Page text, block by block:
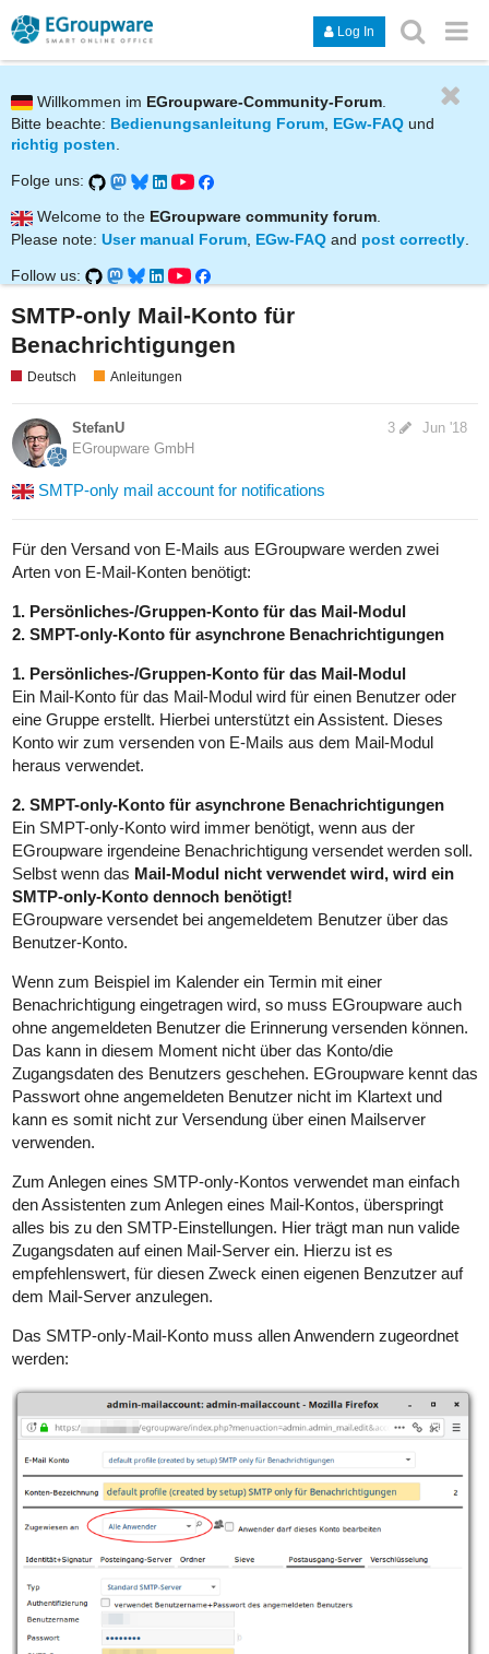
Log In
Willkommen im EGroupware-Community-Forum
Bitte beachte: Bedienungsanleitung Forum, EGw-FAQ und
richtig posten.
Folge uns:
Welcome to the EGroupware community forum.
Please note: User manual Forum EGw-FAQ and post correctly
Follow us:
SMTP-only Mail-Konto für
Benachrichtigungen
Deutsch Anleitungen
StefanU
EGroupware GmbH
Jun '18
3
SMTP-only mail account for notifications
Für den Versand von E-Mails aus EGroupware werden zwei
Arten von E-Mail-Konten benötigt:
1. Persönliches-/Gruppen-Konto für das Mail-Modul
2. SMPT-only-Konto für asynchrone Benachrichtigungen
1. Persönliches-/Gruppen-Konto für das Mail-Modul
Ein Mail-Konto für das Mail-Modul wird für einen Benutzer oder
eine Gruppe erstellt. Hierbei unterstützt ein Assistent. Dieses
Konto wir zum versenden von E-Mails aus dem Mail-Modul
heraus verwendet.
2. SMPT-only-Konto für asynchrone Benachrichtigungen
Ein SMPT-only-Konto wird immer benötigt, wenn aus der
EGroupware irgendeine Benachrichtigung versendet werden soll.
Selbst wenn das Mail-Modul nicht verwendet wird, wird ein
SMTP-only-Konto dennoch benötigt!
EGroupware versendet bei angemeldetem Benutzer über das
Benutzer-Konto.
Wenn zum Beispiel im Kalender ein Termin mit einer
Benachrichtigung eingetragen wird, so muss EGroupware auch
ohne angemeldeten Benutzer die Erinnerung versenden können.
Das kann in diesem Moment nicht über das Konto/die
Zugangsdaten des Benutzers geschehen. EGroupware kennt das
Passwort ohne angemeldeten Benutzer nicht im Klartext und
kann es somit nicht zur Versendung über einen Mailserver
verwenden.
Zum Anlegen eines SMTP-only-Kontos verwendet man einfach
den Assistenten zum Anlegen eines Mail-Kontos, überspringt
alles bis zu den SMTP-Einstellungen. Hier trägt man nun valide
Zugangsdaten auf einen Mail-Server ein. Hierzu ist es
empfehlenswert, für diesen Zweck einen eigenen Benzutzer auf
dem Mail-Server anzulegen.
Das SMTP-only-Mail-Konto muss allen Anwendern zugeordnet
werden: